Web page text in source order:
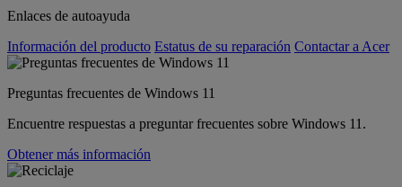
Enlaces de autoayuda
Información del producto Estatus de su reparación Contactar a Acer
Preguntas frecuentes de Windows 11
Encuentre respuestas a preguntar frecuentes sobre Windows 11.
Obtener más información